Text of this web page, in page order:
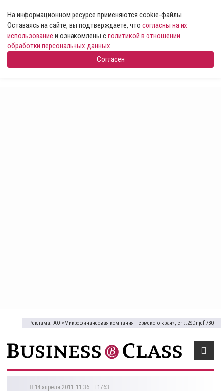
На информационном ресурсе применяются cookie-файлы .
Оставаясь на сайте, вы подтверждаете, что согласны на их
использование и ознакомлены сполитикой в отношении
обработки персональных данных
Согласен
Реклама: АО «Микрофинансовая компания Пермского края», erid:2SDnjcfi73Q
14 апреля 2011, 11:36 1763